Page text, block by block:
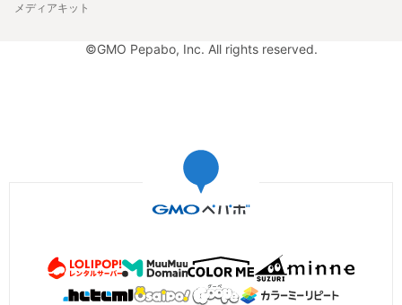
メディアキット
©GMO Pepabo, Inc. All rights reserved.